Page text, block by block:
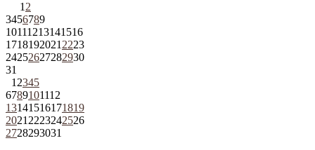
1 2
3456789
10111213141516
1718192021 2223
24252627282930
31
1 2345
6789101112
13141516171819
2021 2223242526
2728293031